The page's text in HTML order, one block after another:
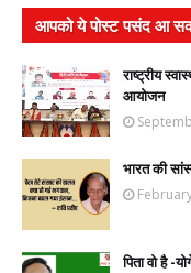
आपको ये पोस्ट पसंद आ
राष्ट्रीय
आयोजन
भारत की
पिता वो है -